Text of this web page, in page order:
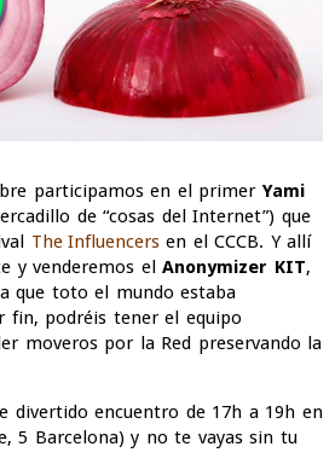
participamos en el primer Yami
de “cosas del Internet”) que
The Influencersen el CCCB. Y allí
y venderemos el Anonymizer KIT,
que toto el mundo estaba
fin, podréis tener el equipo
moveros por la Red preservando la
divertido encuentro de 17h a 19h en
5 Barcelona) y no te vayas sin tu